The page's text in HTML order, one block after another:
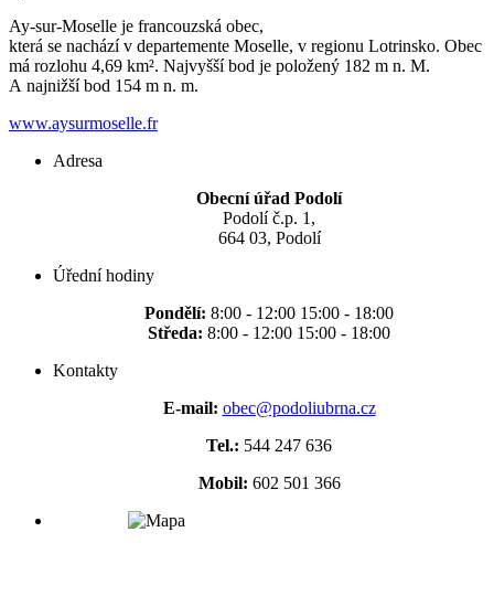
Ay-sur-Moselle je francouzská obec,
která se nachází v departemente Moselle, v regionu Lotrinsko. Obec
má rozlohu 4,69 km². Najvyšší bod je položený 182 m n. M.
A najnižší bod 154 m n. m.
www.aysurmoselle.fr
Adresa
Obecní úřad Podolí
Podolí č.p. 1,
664 03, Podolí
Úřední hodiny
Pondělí: 8:00 - 12:00 15:00 - 18:00
Středa: 8:00 - 12:00 15:00 - 18:00
Kontakty
E-mail: obec@podoliubrna.cz
Tel.: 544 247 636
Mobil: 602 501 366